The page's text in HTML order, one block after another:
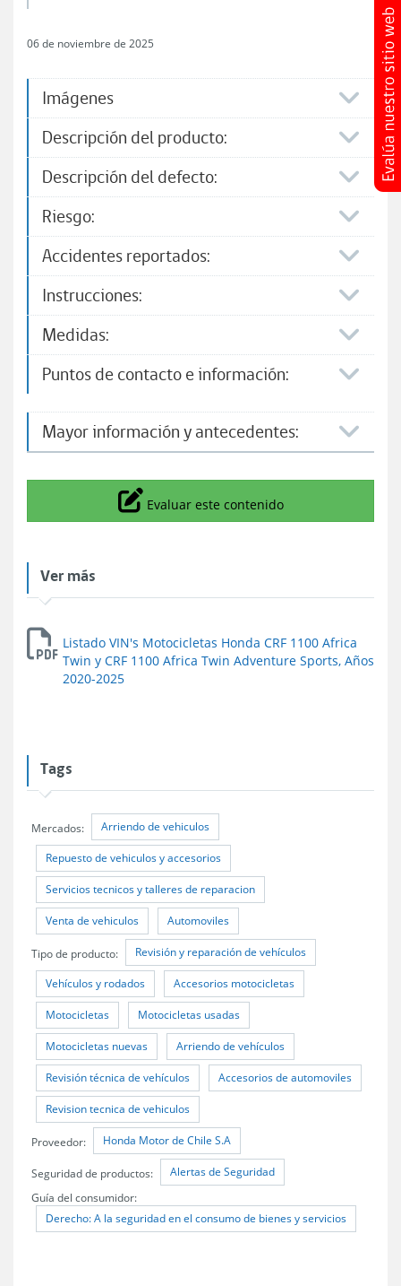
06 de noviembre de 2025
Imágenes
Descripción del producto:
Descripción del defecto:
Riesgo:
Accidentes reportados:
Instrucciones:
Medidas:
Puntos de contacto e información:​
Mayor información y antecedentes:
Icono
Evaluar este contenido
Ver más
Listado VIN's Motocicletas Honda CRF 1100 Africa
Twin y CRF 1100 Africa Twin Adventure Sports, Años
2020-2025
Tags
Mercados: Arriendo de vehiculos
Repuesto de vehiculos y accesorios
Servicios tecnicos y talleres de reparacion
Venta de vehiculos Automoviles
Tipo de producto: Revisión y reparación de vehículos
Vehículos y rodados Accesorios motocicletas
Motocicletas Motocicletas usadas
Motocicletas nuevas Arriendo de vehículos
Revisión técnica de vehículos Accesorios de automoviles
Revision tecnica de vehiculos
Proveedor: Honda Motor de Chile S.A
Seguridad de productos: Alertas de Seguridad
Guía del consumidor:
Derecho: A la seguridad en el consumo de bienes y servicios